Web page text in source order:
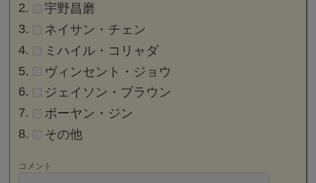
宇野昌磨
ネイサン・チェン
ミハイル・コリャダ
ヴィンセント・ジョウ
ジェイソン・ブラウン
ボーヤン・ジン
その他
コメント